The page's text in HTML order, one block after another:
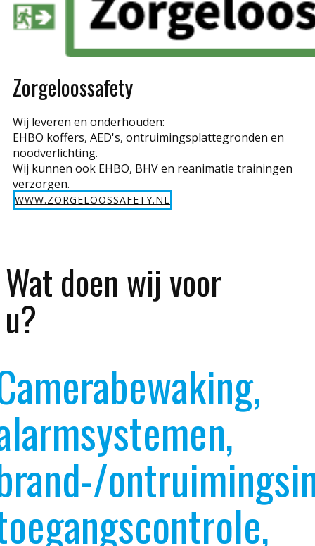
Zorgeloossafety
Wij leveren en onderhouden:
EHBO koffers, AED's, ontruimingsplattegronden en
noodverlichting.
Wij kunnen ook EHBO, BHV en reanimatie trainingen
verzorgen.
WWW.ZORGELOOSSAFETY.NL
Wat doen wij voor
u?